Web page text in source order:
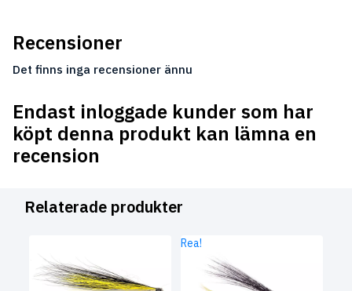
Recensioner
Det finns inga recensioner ännu
Endast inloggade kunder som har
köpt denna produkt kan lämna en
recension
Relaterade produkter
Rea!